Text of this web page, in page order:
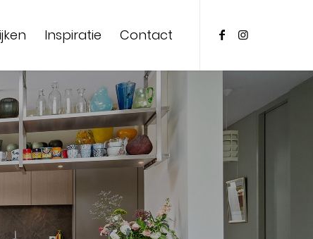
Inspiratie Contact